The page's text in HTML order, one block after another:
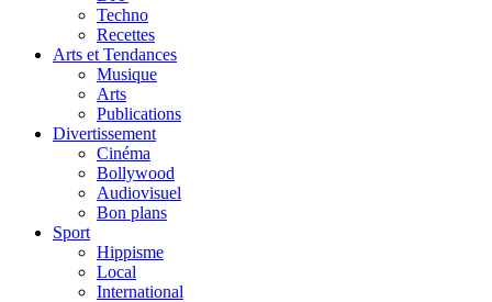
Techno
Recettes
Arts et Tendances
Musique
Arts
Publications
Divertissement
Cinéma
Bollywood
Audiovisuel
Bon plans
Sport
Hippisme
Local
International